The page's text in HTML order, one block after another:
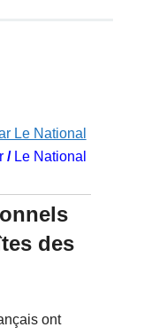
Le National
/Le National
des
ont